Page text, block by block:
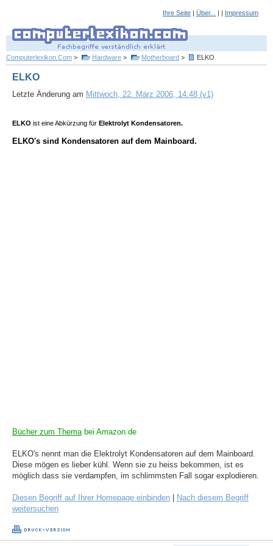
Ihre Seite | Über... | | Impressum
Computerlexikon.Com > Hardware > Motherboard > ELKO
ELKO
Letzte Änderung am Mittwoch, 22. März 2006, 14:48 (v1)
ELKO ist eine Abkürzung für Elektrolyt Kondensatoren.
ELKO's sind Kondensatoren auf dem Mainboard.
Bücher zum Themabei Amazon.de
ELKO's nennt man die Elektrolyt Kondensatoren auf dem Mainboard.
Diese mögen es lieber kühl. Wenn sie zu heiss bekommen, ist es
möglich dass sie verdampfen, im schlimmsten Fall sogar explodieren.
Diesen Begriff auf Ihrer Homepage einbinden
Nach diesem Begriff
weitersuchen